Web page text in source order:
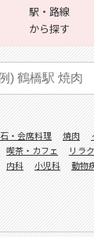
駅・路線
から探す
・会席料理 焼肉
喫茶・カフェ リラ
内科 小児科 動物